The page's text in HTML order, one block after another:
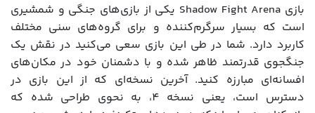
بازی Shadow Fight Arena یکی از بازی‌‌های جنگی و شمشیری
است که بسیار سرگرم‌کننده و برای گروه‌های سنی مختلف
کاربرد دارد. شما در طی این بازی سعی می‌کنید در نقش یک
جنگجوی قدرتمند ظاهر شده و با دشمنان خود در مکان‌های
افسانه‌ای مبارزه کنید. آخرین نسخه‌ای که از این بازی در
دسترس است، یعنی نسخه 4، به نحوی طراحی شده که